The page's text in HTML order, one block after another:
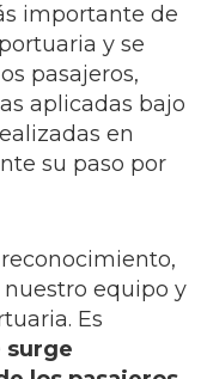
importante de
y se
pasajeros,
aplicadas bajo
en
su paso por
equipo y
Es
surge